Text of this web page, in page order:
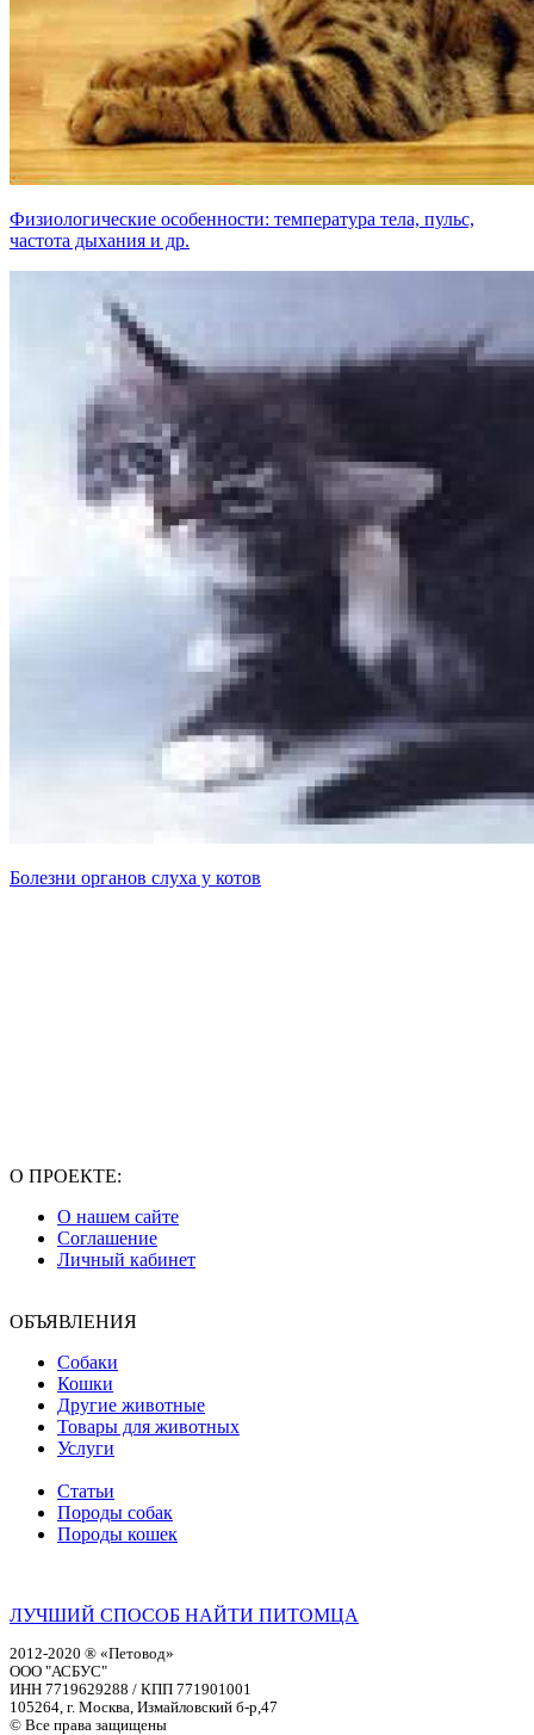
Физиологические особенности: температура тела, пульс,
частота дыхания и др.
Болезни органов слуха у котов
О ПРОЕКТЕ:
О нашем сайте
Соглашение
Личный кабинет
ОБЪЯВЛЕНИЯ
Собаки
Кошки
Другие животные
Товары для животных
Услуги
Статьи
Породы собак
Породы кошек
ЛУЧШИЙ СПОСОБ НАЙТИ ПИТОМЦА
2012-2020 ® «Петовод»
ООО "АСБУС"
ИНН 7719629288 / КПП 771901001
105264, г. Москва, Измайловский б-р,47
© Все права защищены